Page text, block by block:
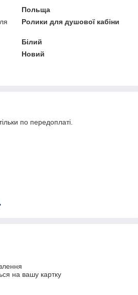
Польща
Ролики для душової кабіни
Білий
Новий
по передоплаті.
на вашу картку